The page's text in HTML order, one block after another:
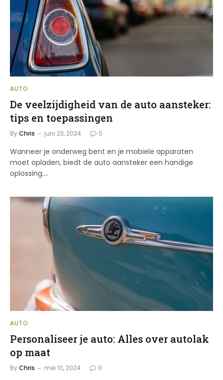
AUTO
De veelzijdigheid van de auto aansteker:
tips en toepassingen
ByChris juni 23, 2024 0
Wanneer je onderweg bent en je mobiele apparaten
moet opladen, biedt de auto aansteker een handige
oplossing.…
AUTO
Personaliseer je auto: Alles over autolak
op maat
ByChris mei 10, 2024 0